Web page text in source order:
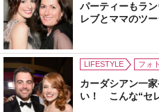
パーティーもラ
レブとママのツ
LIFESTYLE フォ
カーダシアン一
い！ こんな“セ